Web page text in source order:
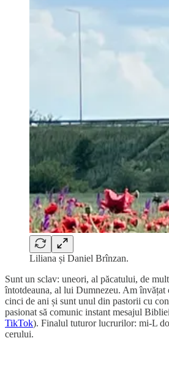
Liliana și Daniel Brînzan.
Sunt un sclav: uneori, al păcatului, de
întotdeauna, al lui Dumnezeu. Am învățat
cinci de ani și sunt unul din pastorii cu
pasionat să comunic instant mesajul
TikTok). Finalul tuturor lucrurilor: mi-L
cerului.